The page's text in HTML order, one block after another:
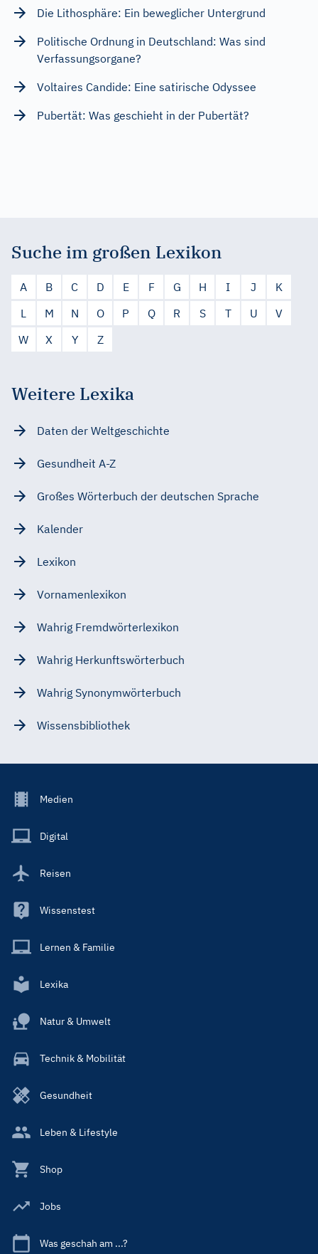
Die Lithosphäre: Ein beweglicher Untergrund
Politische Ordnung in Deutschland: Was sind
Verfassungsorgane?
Voltaires Candide: Eine satirische Odyssee
Pubertät: Was geschieht in der Pubertät?
Suche im großen Lexikon
A B C D E F G H I J
K
L
M N O P Q R S T U
V
W
X Y Z
Weitere Lexika
Daten der Weltgeschichte
Gesundheit A-Z
Großes Wörterbuch der deutschen Sprache
Kalender
Lexikon
Vornamenlexikon
Wahrig Fremdwörterlexikon
Wahrig Herkunftswörterbuch
Wahrig Synonymwörterbuch
Wissensbibliothek
Footer
Main
Medien
Digital
Reisen
Wissenstest
Lernen & Familie
Lexika
Natur & Umwelt
Technik & Mobilität
Gesundheit
Leben & Lifestyle
Shop
Jobs
Was geschah am ...?